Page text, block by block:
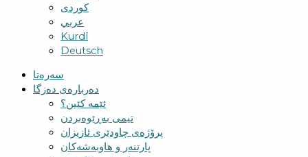
کوردی
عربي
Kurdî
Deutsch
سەرەتا
دەربارەی دەزگا
ئێمە کێین؟
تیمی بەڕێوەبردن
پرۆژەی چاودێری ئازیزان
پارتنەر و هاوبەشەکان